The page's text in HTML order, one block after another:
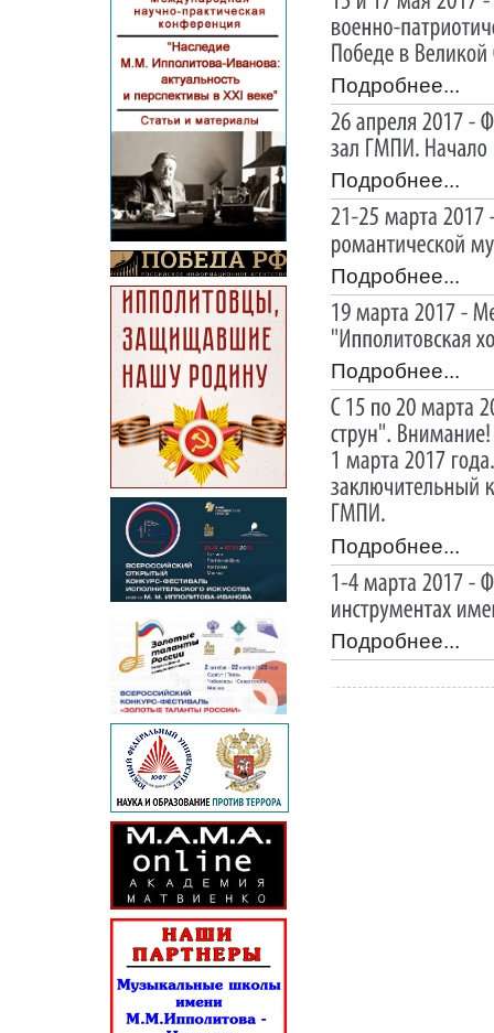
Подробнее...
Подробнее...
Подробнее...
Подробнее...
Подробнее...
Подробнее...